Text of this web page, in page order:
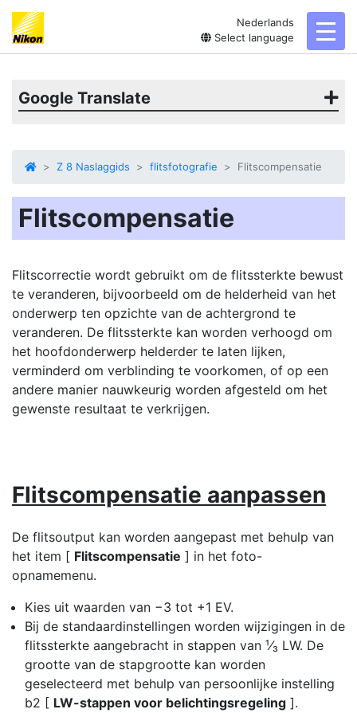
Nederlands
Select language
Google Translate
Z 8 Naslaggids flitsfotografie Flitscompensatie
Flitscompensatie
Flitscorrectie wordt gebruikt om de flitssterkte bewust
te veranderen, bijvoorbeeld om de helderheid van het
onderwerp ten opzichte van de achtergrond te
veranderen. De flitssterkte kan worden verhoogd om
het hoofdonderwerp helderder te laten lijken,
verminderd om verblinding te voorkomen, of op een
andere manier nauwkeurig worden afgesteld om het
gewenste resultaat te verkrijgen.
Flitscompensatie aanpassen
De flitsoutput kan worden aangepast met behulp van
het item [ Flitscompensatie ] in het foto-
opnamemenu.
Kies uit waarden van −3 tot +1 EV.
Bij de standaardinstellingen worden wijzigingen in de
flitssterkte aangebracht in stappen van ¹⁄₃ LW. De
grootte van de stapgrootte kan worden
geselecteerd met behulp van persoonlijke instelling
b2 [ LW-stappen voor belichtingsregeling ].